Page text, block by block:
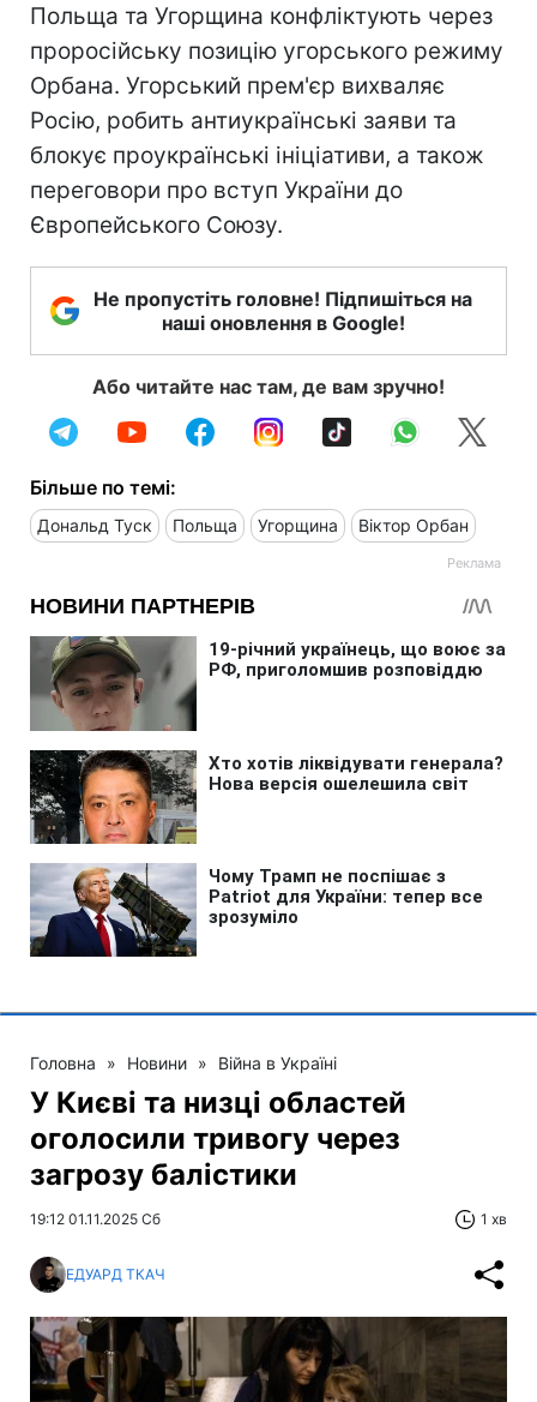
Польща та Угорщина конфліктують через
проросійську позицію угорського режиму
Орбана. Угорський прем'єр вихваляє
Росію, робить антиукраїнські заяви та
блокує проукраїнські ініціативи, а також
переговори про вступ України до
Європейського Союзу.
Не пропустіть головне! Підпишіться на
наші оновлення в Google!
Або читайте нас там, де вам зручно!
Більше по темі:
Дональд Туск Польща Угорщина Віктор Орбан
Головна » Новини » Війна в Україні
У Києві та низці областей
оголосили тривогу через
загрозу балістики
19:12 01.11.2025 Сб 1 хв
ЕДУАРД ТКАЧ